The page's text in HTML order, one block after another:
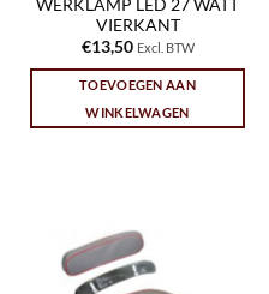
WERKLAMP LED 27 WATT
VIERKANT
€13,50 Excl. BTW
TOEVOEGEN AAN
WINKELWAGEN